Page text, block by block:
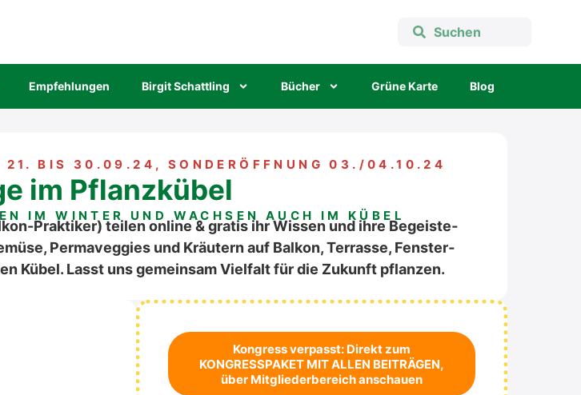
Emp­feh­lun­gen Bir­git Schatt­ling Bücher Grü­ne Kar­te Blog
21. BIS 30.09.24, SON­DER­ÖFF­NUNG 03./04.10.24
im Pflanz­kü­bel
IM WIN­TER UND WACH­SEN AUCH IM KÜBEL
Prak­ti­ker) tei­len online & gra­tis ihr Wis­sen und ihre Begeis­te­
Per­ma­veggies und Kräu­tern auf Bal­kon, Ter­ras­se, Fens­ter­
Kübel. Lasst uns gemein­sam Viel­falt für die Zukunft pflan­zen.
Kon­gress ver­passt: Direkt zum
KONGRESSPAKET MIT ALLEN BEITRÄGEN,
über Mit­glie­der­be­reich anschau­en